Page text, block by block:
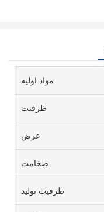
مواد اولیه
ظرفیت
عرض
ضخامت
ظرفیت تولید